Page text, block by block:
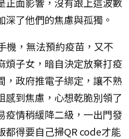
深了他們的焦慮與孤獨。
機，無法預約疫苗，又不
煩子女，暗自決定放棄打疫
，政府推電子綁定，讓不熟
感到焦慮，心想乾脆別領了
疫情稍緩降二級，一出門發
都得要自己掃QR code才能